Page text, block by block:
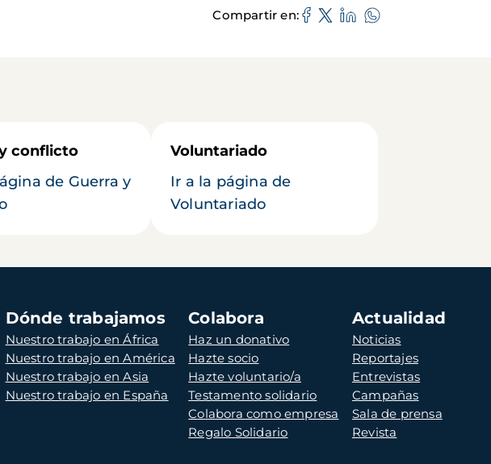
Compartir en
conflicto
de Guerra y
Voluntariado
Ir a la página de
Voluntariado
Dónde trabajamos
Nuestro trabajo en África
Nuestro trabajo en América
Nuestro trabajo en Asia
Nuestro trabajo en España
Colabora
Haz un donativo
Hazte socio
Hazte voluntario/a
Testamento solidario
Colabora como empresa
Regalo Solidario
Actualidad
Noticias
Reportajes
Entrevistas
Campañas
Sala de prensa
Revista